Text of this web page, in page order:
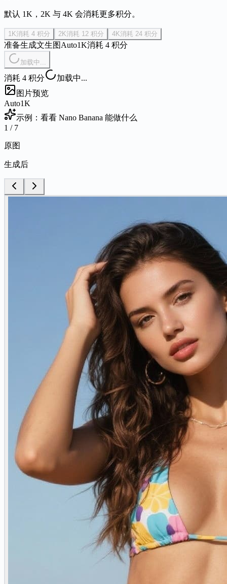
默认 1K，2K 与 4K 会消耗更多积分。
1K消耗 4 积分 2K消耗 12 积分 4K消耗 24 积分
准备生成文生图Auto1K消耗 4 积分
加载中...
消耗 4 积分
加载中...
图片预览
Auto1K
示例：看看 Nano Banana 能做什么
1 / 7
原图
生成后